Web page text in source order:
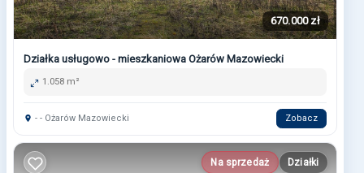
670.000 zł
Działka usługowo - mieszkaniowa Ożarów Mazowiecki
1.058 m²
- - Ożarów Mazowiecki Zobacz
Na sprzedaż Działki